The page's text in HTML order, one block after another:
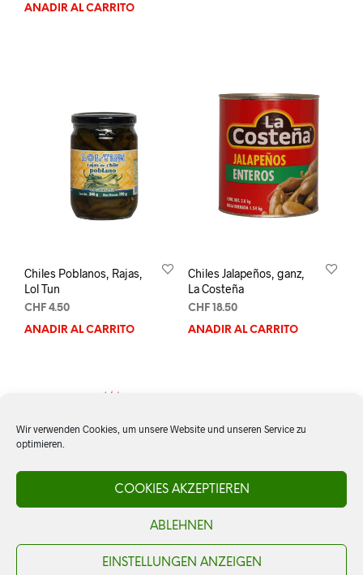
Wir verwenden Cookies, um unsere Website und unseren Service zu
optimieren.
COOKIES AKZEPTIEREN
ABLEHNEN
EINSTELLUNGEN ANZEIGEN
AÑADIR AL CARRITO
Chiles Poblanos, Rajas,
Lol Tun
CHF 4.50
AÑADIR AL CARRITO
Chiles Jalapeños, ganz,
La Costeña
CHF18.50
AÑADIR AL CARRITO
Chile Ancho, ganz,
getrocknet